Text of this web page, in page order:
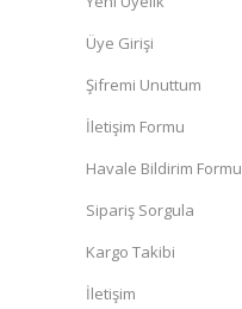
Üye Girişi
Şifremi Unuttum
İletişim Formu
Havale Bildirim Formu
Sipariş Sorgula
Kargo Takibi
İletişim